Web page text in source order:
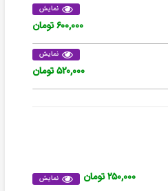
نمایش
۶۰۰,۰۰۰ تومان
نمایش
۵۲۰,۰۰۰ تومان
نمایش ۲۵۰,۰۰۰ تومان